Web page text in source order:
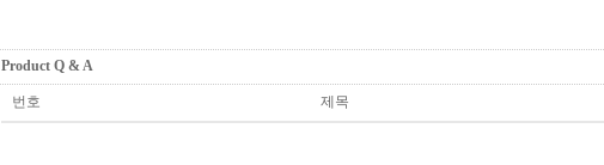
Product Q & A
번호 제목